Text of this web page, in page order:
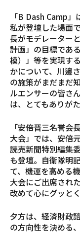
「B Dash Camp
私が登壇した場面
長がモデレーター
計画」の目標であ
模）」等を実現す
かについて、川邊
の施策がまだまだ
ルエンサーの皆さ
は、とてもありが
「安倍晋三名誉会
大会」では、安倍
読売新聞特別編集
も登壇。自衛隊明
て、機運を高める
大会にご出席され
改めて心にグッと
夕方は、経済財政
の方向性を決める